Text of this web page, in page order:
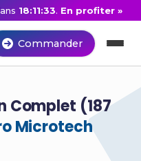
18:11:32. En profiter »
Commander
Complet (187
Microtech